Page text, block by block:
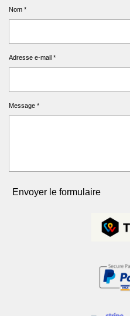
Nom *
Adresse e-mail *
Message *
Envoyer le formulaire